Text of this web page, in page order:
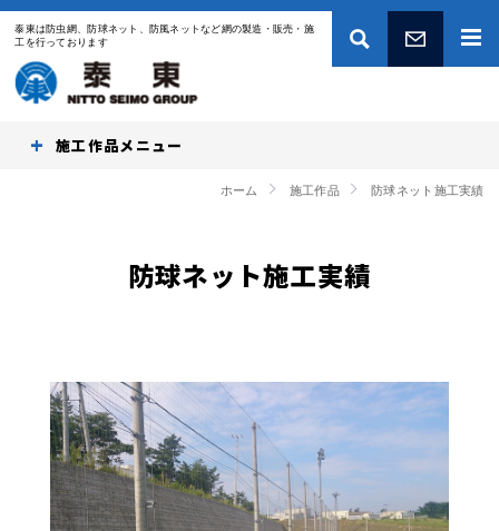
泰東は防虫網、防球ネット、防風ネットなど網の製造・販売・施
工を行っております
施工作品
ホーム 施工作品 防球ネット施工実績
防球ネット施工実績